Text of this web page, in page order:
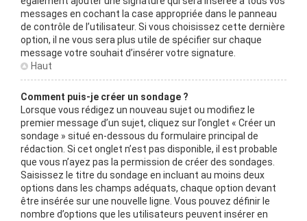
messages en cochant la case appropriée dans le panneau
de contrôle de l’utilisateur. Si vous choisissez cette dernière
option, il ne vous sera plus utile de spécifier sur chaque
message votre souhait d’insérer votre signature.
Haut
Comment puis-je créer un sondage ?
Lorsque vous rédigez un nouveau sujet ou modifiez le
premier message d’un sujet, cliquez sur l’onglet « Créer un
sondage » situé en-dessous du formulaire principal de
rédaction. Si cet onglet n’est pas disponible, il est probable
que vous n’ayez pas la permission de créer des sondages.
Saisissez le titre du sondage en incluant au moins deux
options dans les champs adéquats, chaque option devant
être insérée sur une nouvelle ligne. Vous pouvez définir le
nombre d’options que les utilisateurs peuvent insérer en